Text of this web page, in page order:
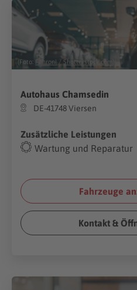
(Foto: Fahroni / Shutterstock.com
Autohaus Chamsedin
DE-41748 Viersen
Zusätzliche Leistungen
Wartung und Reparatur
Fahrzeuge
Kontakt &